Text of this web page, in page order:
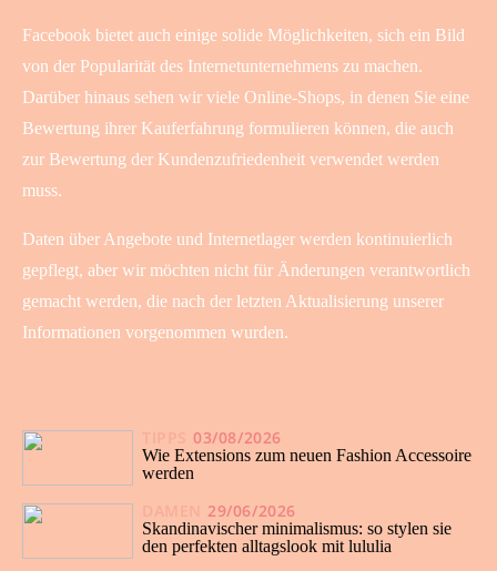
Facebook bietet auch einige solide Möglichkeiten, sich ein Bild
von der Popularität des Internetunternehmens zu machen.
Darüber hinaus sehen wir viele Online-Shops, in denen Sie eine
Bewertung ihrer Kauferfahrung formulieren können, die auch
zur Bewertung der Kundenzufriedenheit verwendet werden
muss.
Daten über Angebote und Internetlager werden kontinuierlich
gepflegt, aber wir möchten nicht für Änderungen verantwortlich
gemacht werden, die nach der letzten Aktualisierung unserer
Informationen vorgenommen wurden.
03/08/2026
Wie Extensions zum neuen Fashion Accessoire
werden
29/06/2026
Skandinavischer minimalismus: so stylen sie
den perfekten alltagslook mit lululia